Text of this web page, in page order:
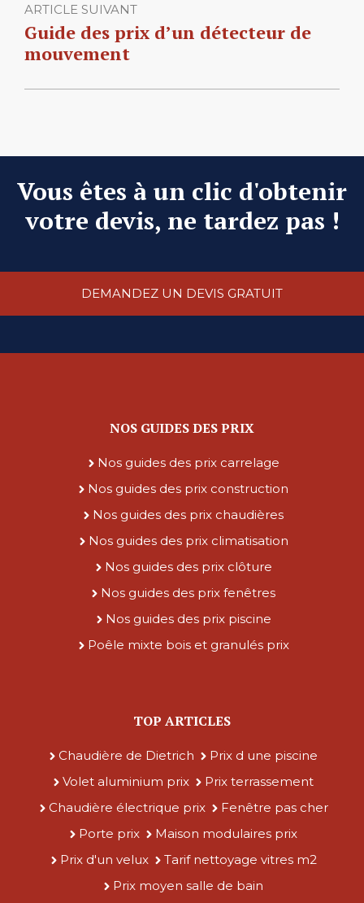
ARTICLE SUIVANT
Guide des prix d’un détecteur de
mouvement
Vous êtes à un clic d'obtenir
votre devis, ne tardez pas !
DEMANDEZ UN DEVIS GRATUIT
NOS GUIDES DES PRIX
Nos guides des prix carrelage
Nos guides des prix construction
Nos guides des prix chaudières
Nos guides des prix climatisation
Nos guides des prix clôture
Nos guides des prix fenêtres
Nos guides des prix piscine
Poêle mixte bois et granulés prix
TOP ARTICLES
Chaudière de Dietrich
Prix d une piscine
Volet aluminium prix
Prix terrassement
Chaudière électrique prix
Fenêtre pas cher
Porte prix
Maison modulaires prix
Prix d'un velux
Tarif nettoyage vitres m2
Prix moyen salle de bain